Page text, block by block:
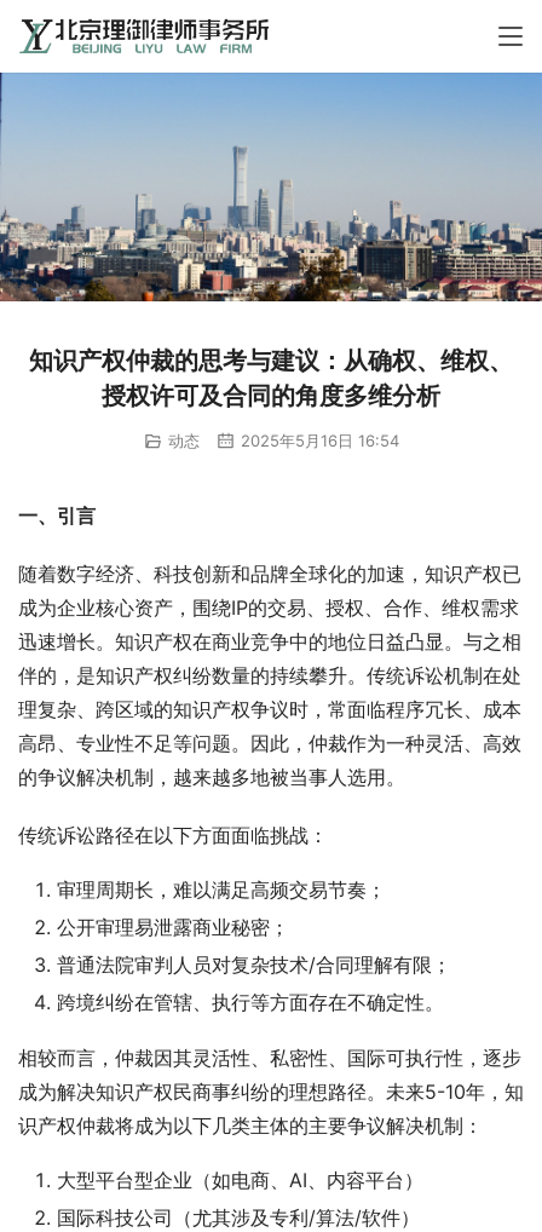
知识产权仲裁的思考与建议：从确权、维权、
授权许可及合同的角度多维分析
动态 2025年5月16日 16:54
一、引言
随着数字经济、科技创新和品牌全球化的加速，知识产权已
成为企业核心资产，围绕IP的交易、授权、合作、维权需求
迅速增长。知识产权在商业竞争中的地位日益凸显。与之相
伴的，是知识产权纠纷数量的持续攀升。传统诉讼机制在处
理复杂、跨区域的知识产权争议时，常面临程序冗长、成本
高昂、专业性不足等问题。因此，仲裁作为一种灵活、高效
的争议解决机制，越来越多地被当事人选用。
传统诉讼路径在以下方面面临挑战：
审理周期长，难以满足高频交易节奏；
公开审理易泄露商业秘密；
普通法院审判人员对复杂技术/合同理解有限；
跨境纠纷在管辖、执行等方面存在不确定性。
相较而言，仲裁因其灵活性、私密性、国际可执行性，逐步
成为解决知识产权民商事纠纷的理想路径。未来5-10年，知
识产权仲裁将成为以下几类主体的主要争议解决机制：
大型平台型企业（如电商、AI、内容平台）
国际科技公司（尤其涉及专利/算法/软件）